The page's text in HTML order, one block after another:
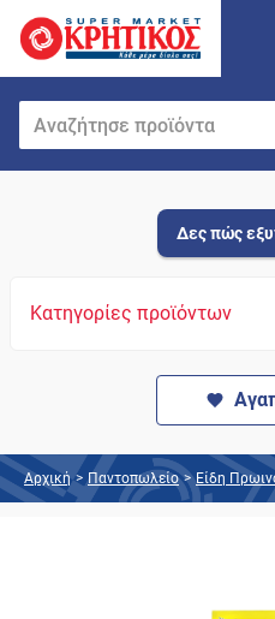
Δες πώς
Κατηγορίες προϊόντων
Αρχική > Παντοπωλείο > Είδη